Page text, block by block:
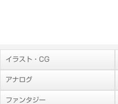
イラスト・CG
アナログ
ファンタジー